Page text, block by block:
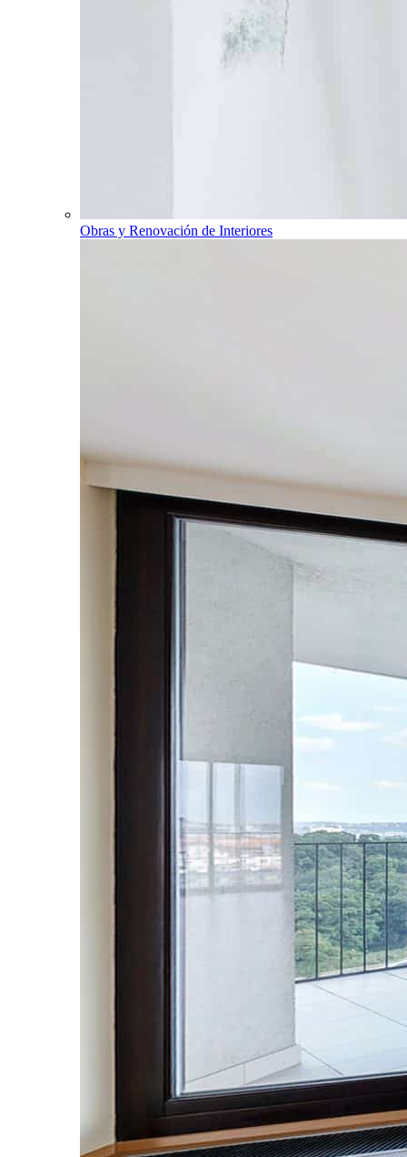
Obras y Renovación de Interiores